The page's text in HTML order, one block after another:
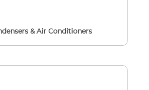
& Air Conditioners